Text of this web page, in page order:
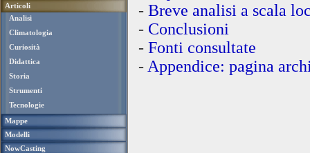
Articoli
Analisi
Climatologia
Curiosità
Didattica
Storia
Strumenti
Tecnologie
Mappe
Modelli
NowCasting
- Breve analisi a scala
- Conclusioni
- Fonti consultate
- Appendice: pagina